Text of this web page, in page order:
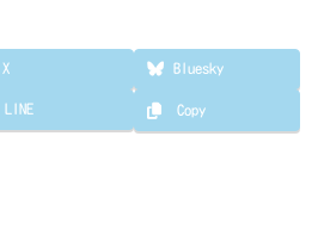
X Bluesky
LINE Copy